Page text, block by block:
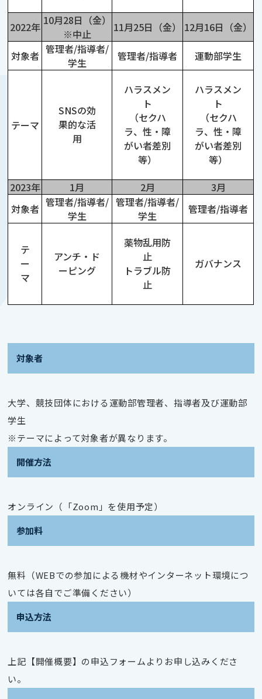
2022年 10月28日（金）
※中止
11月25日（金） 12月16日（金）
対象者 管理者/指導者/
学生
管理者/指導者 運動部学生
テーマ
SNSの効
果的な活
用
ハラスメン
ト
（セクハ
ラ、性・障
がい者差別
等）
ハラスメン
ト
（セクハ
ラ、性・障
がい者差別
等）
2023年
1月 2月
3月
対象者 管理者/指導者/
学生
管理者/指導者/
学生
管理者/指導者
テ
ー
マ
アンチ・ド
ーピング
薬物乱用防
止
トラブル防
止
ガバナンス
対象者
大学、競技団体における運動部管理者、指導者及び運動部
学生
※テーマによって対象者が異なります。
開催方法
オンライン（「Zoom」を使用予定）
参加料
無料（WEBでの参加による機材やインターネット環境につ
いては各自でご準備ください）
申込方法
上記【開催概要】の申込フォームよりお申し込みくださ
い。